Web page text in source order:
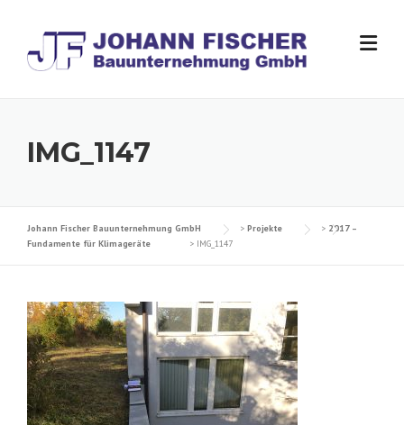
content
IMG_1147
Johann Fischer Bauunternehmung GmbH > Projekte > 2017 –
Fundamente für Klimageräte
> IMG_1147